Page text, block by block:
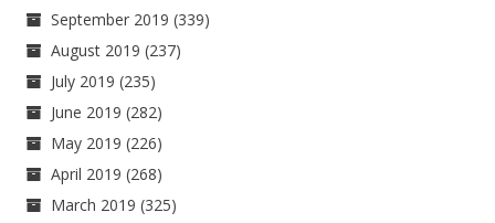
September 2019 (339)
August 2019 (237)
July 2019 (235)
June 2019 (282)
May 2019 (226)
April 2019 (268)
March 2019 (325)